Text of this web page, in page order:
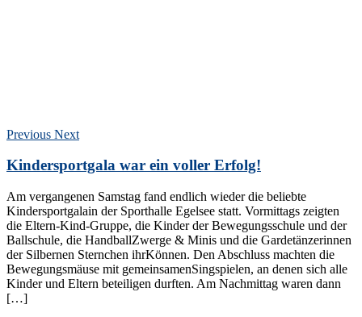
Previous Next
Kindersportgala war ein voller Erfolg!
Am vergangenen Samstag fand endlich wieder die beliebte
Kindersportgalain der Sporthalle Egelsee statt. Vormittags zeigten
die Eltern-Kind-Gruppe, die Kinder der Bewegungsschule und der
Ballschule, die HandballZwerge & Minis und die Gardetänzerinnen
der Silbernen Sternchen ihrKönnen. Den Abschluss machten die
Bewegungsmäuse mit gemeinsamenSingspielen, an denen sich alle
Kinder und Eltern beteiligen durften. Am Nachmittag waren dann
[…]